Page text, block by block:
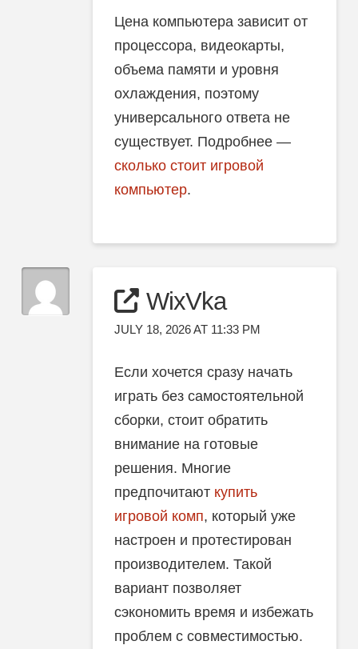
Цена компьютера зависит от
процессора, видеокарты,
объема памяти и уровня
охлаждения, поэтому
универсального ответа не
существует. Подробнее —
сколько стоит игровой
компьютер.
WixVka
JULY 18, 2026 AT 11:33 PM
Если хочется сразу начать
играть без самостоятельной
сборки, стоит обратить
внимание на готовые
решения. Многие
предпочитают купить
игровой комп, который уже
настроен и протестирован
производителем. Такой
вариант позволяет
сэкономить время и избежать
проблем с совместимостью.